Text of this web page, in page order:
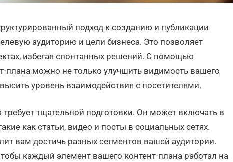
подход к созданию и публикации
аудиторию и цели бизнеса. Это позволяет
избегая спонтанных решений. С помощью
плана можно не только улучшить видимость вашего
уровень взаимодействия с посетителями.
требует тщательной подготовки. Он может включать в
как статьи, видео и посты в социальных сетях.
вам достичь разных сегментов вашей аудитории.
каждый элемент вашего контент-плана работал на